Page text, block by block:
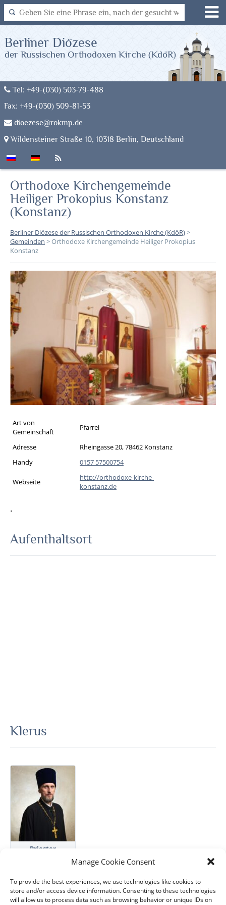
Manage Cookie Consent
To provide the best experiences, we use technologies like cookies to
store and/or access device information. Consenting to these technologies
will allow us to process data such as browsing behavior or unique IDs on
Tel: +49-(030) 503-79-488
Fax: +49-(030) 509-81-53
dioezese@rokmp.de
Wildensteiner Straße 10, 10318 Berlin, Deutschland
Berliner Diözese
der Russischen Orthodoxen Kirche (KdöR)
Orthodoxe Kirchengemeinde
Heiliger Prokopius Konstanz
(Konstanz)
Berliner Diözese der Russischen Orthodoxen Kirche (KdöR)>
Gemeinden >Orthodoxe Kirchengemeinde Heiliger Prokopius
Konstanz
Art von
Gemeinschaft
Pfarrei
Adresse
Rheingasse 20, 78462 Konstanz
Handy
0157 57500754
Webseite
http://orthodoxe-kirche-
konstanz.de
.
Aufenthaltsort
Klerus
Priester